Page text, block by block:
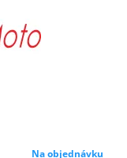
Na objednávku